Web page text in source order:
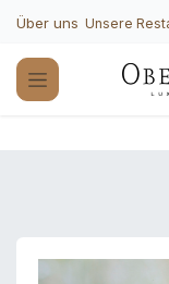
Zum Inhalt springen
Über uns Unsere